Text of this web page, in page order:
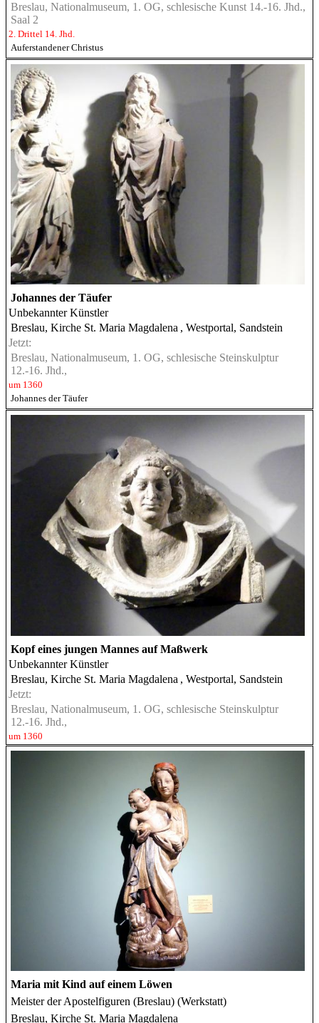
Breslau, Nationalmuseum, 1. OG, schlesische Kunst 14.-16. Jhd.,
Saal 2
2. Drittel 14. Jhd.
Auferstandener Christus
Johannes der Täufer
Unbekannter Künstler
Breslau, Kirche St. Maria Magdalena , Westportal, Sandstein
Jetzt:
Breslau, Nationalmuseum, 1. OG, schlesische Steinskulptur
12.-16. Jhd.,
um 1360
Johannes der Täufer
Kopf eines jungen Mannes auf Maßwerk
Unbekannter Künstler
Breslau, Kirche St. Maria Magdalena , Westportal, Sandstein
Jetzt:
Breslau, Nationalmuseum, 1. OG, schlesische Steinskulptur
12.-16. Jhd.,
um 1360
Maria mit Kind auf einem Löwen
Meister der Apostelfiguren (Breslau) (Werkstatt)
Breslau, Kirche St. Maria Magdalena